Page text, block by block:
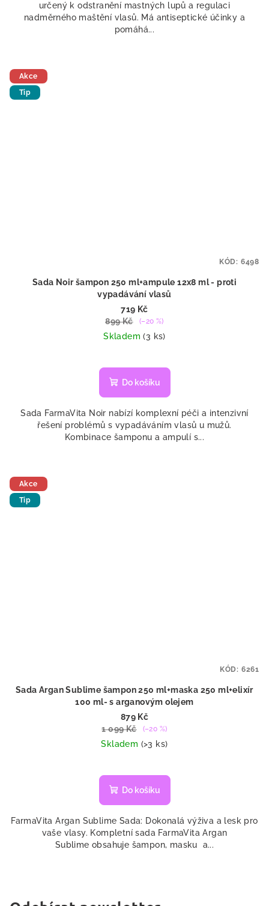
určený k odstranění mastných lupů a regulaci
nadměrného maštění vlasů. Má antiseptické účinky a
pomáhá...
Akce
Tip
Sada Noir šampon 250 ml+ampule 12x8 ml - proti
vypadávání vlasů
719 Kč
899 Kč
(–20 %)
Skladem(3 ks)
Do košíku
Sada FarmaVita Noir nabízí komplexní péči a intenzivní
řešení problémů s vypadáváním vlasů u mužů.
Kombinace šamponu a ampulí s...
KÓD: 6498
Akce
Tip
Sada Argan Sublime šampon 250 ml+maska 250 ml+elixír
100 ml- s arganovým olejem
879 Kč
1 099 Kč
(–20 %)
Skladem (>3 ks)
hodnocení
produktu
z
5
hvězdiček.
Do košíku
FarmaVita Argan Sublime Sada: Dokonalá výživa a lesk pro
vaše vlasy. Kompletní sada FarmaVita Argan
Sublime obsahuje šampon, masku a...
KÓD: 6261